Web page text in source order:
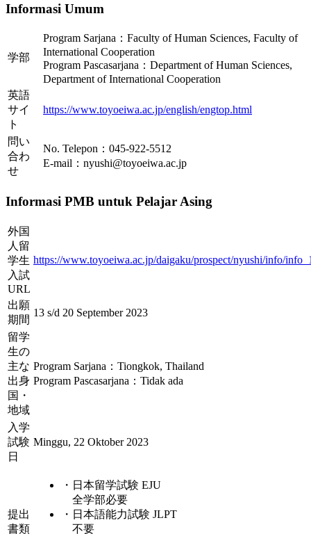
Informasi Umum
学部
Program Sarjana：Faculty of Human Sciences, Faculty of
International Cooperation
Program Pascasarjana：Department of Human Sciences,
Department of International Cooperation
英語
サイ
ト
https://www.toyoeiwa.ac.jp/english/engtop.html
問い
合わ
せ
No. Telepon：045-922-5512
E-mail：nyushi@toyoeiwa.ac.jp
Informasi PMB untuk Pelajar Asing
外国
人留
学生
入試
URL
https://www.toyoeiwa.ac.jp/daigaku/prospect/nyushi/info/
出願
期間
13 s/d 20 September 2023
留学
生の
主な
出身
国・
地域
Program Sarjana：Tiongkok, Thailand
Program Pascasarjana：Tidak ada
入学
試験
日
Minggu, 22 Oktober 2023
提出
書類
・日本留学試験 EJU
全学部必要
・日本語能力試験 JLPT
不要